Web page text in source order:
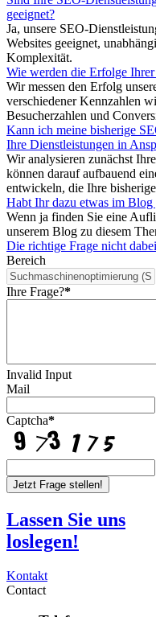
geeignet?
Ja, unsere SEO-
Websites geeignet,
Komplexität.
Wie werden die Erfolge
Wir messen den Erfolg
verschiedener Kennzahlen
Besucherzahlen und
Kann ich meine bisherige
Ihre Dienstleistungen in
Wir analysieren zunächst
können darauf aufbauend
entwickeln, die Ihre
Habt Ihr dazu etwas im Blog
Wenn ja finden Sie eine
unserem Blog zu diesem
Die richtige Frage nicht
Bereich
Ihre Frage?*
Invalid Input
Mail
Captcha*
Jetzt Frage stellen!
Lassen Sie uns
loslegen!
Kontakt
Contact